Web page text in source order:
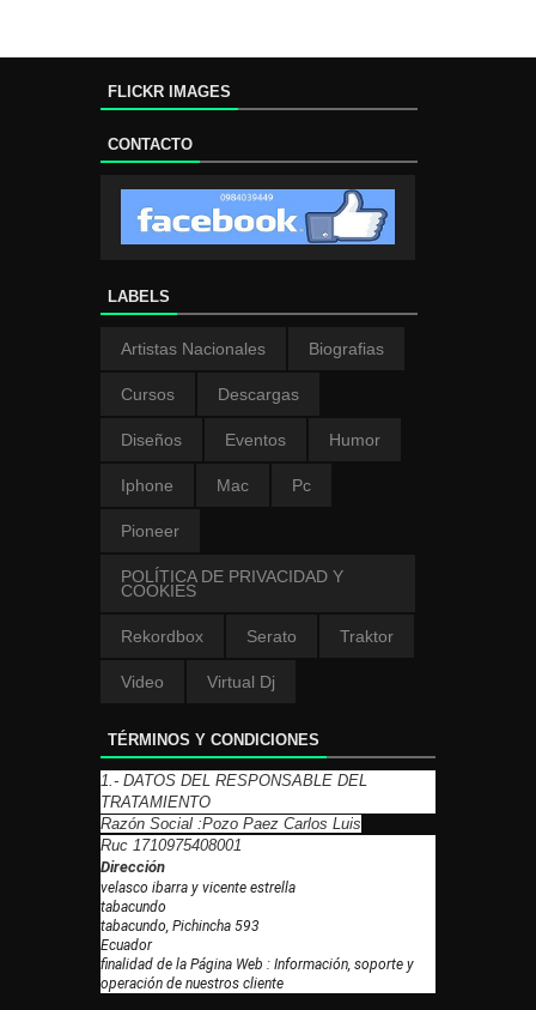
FLICKR IMAGES
CONTACTO
LABELS
Artistas Nacionales Biografias
Cursos Descargas
Diseños Eventos Humor
Iphone Mac Pc
Pioneer
POLÍTICA DE PRIVACIDAD Y
COOKIES
Rekordbox Serato Traktor
Video Virtual Dj
TÉRMINOS Y CONDICIONES
1.- DATOS DEL RESPONSABLE DEL
TRATAMIENTO
Razón Social :Pozo Paez Carlos Luis
Ruc 1710975408001
Dirección
velasco ibarra y vicente estrella
tabacundo
tabacundo, Pichincha 593
Ecuador
finalidad de la Página Web : Información, soporte y
operación de nuestros cliente